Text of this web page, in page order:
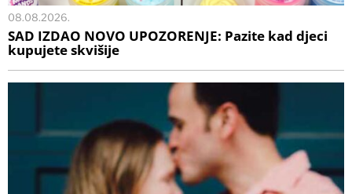
08.08.2026.
SAD IZDAO NOVO UPOZORENJE: Pazite kad djeci
kupujete skvišije